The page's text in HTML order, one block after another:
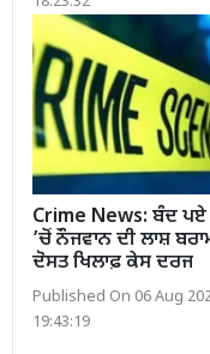
Crime News: ਬੰਦ ਪਏ
’ਚੋਂ ਨੌਜਵਾਨ ਦੀ ਲਾਸ਼
ਦੋਸਤ ਖਿਲਾਫ਼ ਕੇਸ ਦਰਜ
Published On 06 Aug
19:43:19